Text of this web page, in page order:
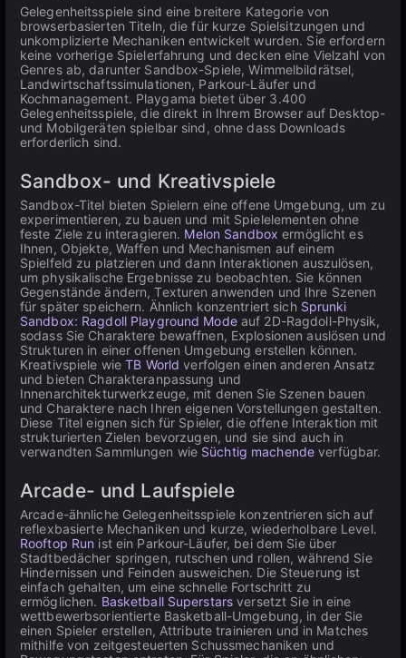
Gelegenheitsspiele sind eine breitere Kategorie von
browserbasierten Titeln, die für kurze Spielsitzungen und
unkomplizierte Mechaniken entwickelt wurden. Sie erfordern
keine vorherige Spielerfahrung und decken eine Vielzahl von
Genres ab, darunter Sandbox-Spiele, Wimmelbildrätsel,
Landwirtschaftssimulationen, Parkour-Läufer und
Kochmanagement. Playgama bietet über 3.400
Gelegenheitsspiele, die direkt in Ihrem Browser auf Desktop-
und Mobilgeräten spielbar sind, ohne dass Downloads
erforderlich sind.
Sandbox- und Kreativspiele
Sandbox-Titel bieten Spielern eine offene Umgebung, um zu
experimentieren, zu bauen und mit Spielelementen ohne
feste Ziele zu interagieren. Melon Sandbox ermöglicht es
Ihnen, Objekte, Waffen und Mechanismen auf einem
Spielfeld zu platzieren und dann Interaktionen auszulösen,
um physikalische Ergebnisse zu beobachten. Sie können
Gegenstände ändern, Texturen anwenden und Ihre Szenen
für später speichern. Ähnlich konzentriert sich Sprunki
Sandbox: Ragdoll Playground Modeauf 2D-Ragdoll-Physik,
sodass Sie Charaktere bewaffnen, Explosionen auslösen und
Strukturen in einer offenen Umgebung erstellen können.
Kreativspiele wieTB World verfolgen einen anderen Ansatz
und bieten Charakteranpassung und
Innenarchitekturwerkzeuge, mit denen Sie Szenen bauen
und Charaktere nach Ihren eigenen Vorstellungen gestalten.
Diese Titel eignen sich für Spieler, die offene Interaktion mit
strukturierten Zielen bevorzugen, und sie sind auch in
verwandten Sammlungen wie Süchtig machende verfügbar.
Arcade- und Laufspiele
Arcade-ähnliche Gelegenheitsspiele konzentrieren sich auf
reflexbasierte Mechaniken und kurze, wiederholbare Level.
Rooftop Run ist ein Parkour-Läufer, bei dem Sie über
Stadtbedächer springen, rutschen und rollen, während Sie
Hindernissen und Feinden ausweichen. Die Steuerung ist
einfach gehalten, um eine schnelle Fortschritt zu
ermöglichen. Basketball Superstars versetzt Sie in eine
wettbewerbsorientierte Basketball-Umgebung, in der Sie
einen Spieler erstellen, Attribute trainieren und in Matches
mithilfe von zeitgesteuerten Schussmechaniken und